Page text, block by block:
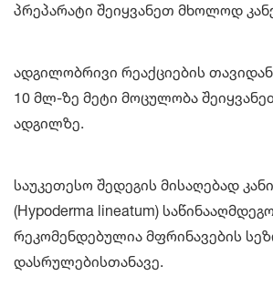
პრეპარატი შეიყვანეთ მხოლოდ
ადგილობრივი რეაქციების
10 მლ-ზე მეტი მოცულობა
ადგილზე.
საუკეთესო შედეგის მისაღებად
(Hypoderma lineatum)
რეკომენდებულია მფრინავების
დასრულებისთანავე.